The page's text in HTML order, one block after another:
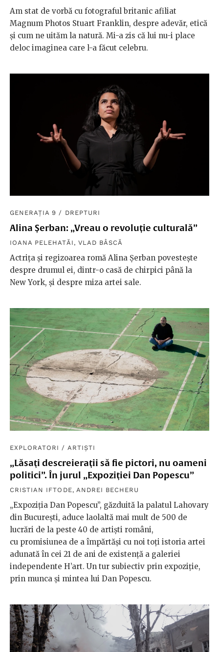
Am stat de vorbă cu fotograful britanic afiliat
Magnum Photos Stuart Franklin, despre adevăr, etică
și cum ne uităm la natură. Mi-a zis că lui nu-i place
deloc imaginea care l-a făcut celebru.
GENERAȚIA 9 / DREPTURI
Alina Șerban: „Vreau o revoluție culturală”
IOANA PELEHATĂI , VLAD BÂSCĂ
Actrița și regizoarea romă Alina Șerban povestește
despre drumul ei, dintr-o casă de chirpici până la
New York, și despre miza artei sale.
EXPLORATORI / ARTIȘTI
„Lăsaţi descreieraţii să fie pictori, nu oameni
politici”. În jurul „Expoziţiei Dan Popescu”
CRISTIAN IFTODE, ANDREI BECHERU
„Expoziţia Dan Popescu”, găzduită la palatul Lahovary
din București, aduce laolaltă mai mult de 500 de
lucrări de la peste 40 de artiști români,
cu promisiunea de a împărtăşi cu noi toţi istoria artei
adunată în cei 21 de ani de existență a galeriei
independente H’art. Un tur subiectiv prin expoziție,
prin munca și mintea lui Dan Popescu.